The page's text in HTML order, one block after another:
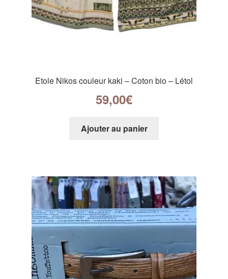
Etole Nikos couleur kaki – Coton bio – Létol
59,00€
Ajouter au panier